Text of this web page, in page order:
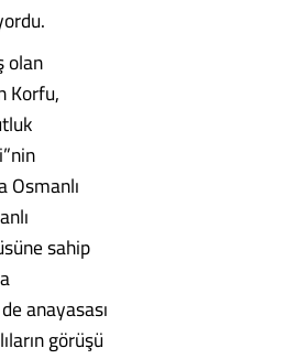
olan
Korfu,
sahip
anayasası
görüşü